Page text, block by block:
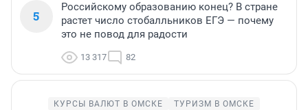
5
Российскому образованию конец? В стране
растет число стобалльников ЕГЭ — почему
это не повод для радости
13 317 82
КУРСЫ ВАЛЮТ В ОМСКЕ
ТУРИЗМ В ОМСКЕ